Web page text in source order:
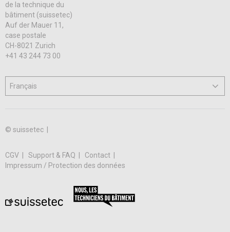
de la technique du
bâtiment (suissetec)
Auf der Mauer 11,
case postale
CH-8021 Zurich
+41 43 244 73 00
© suissetec |
CGV Support & FAQ
Contact
Impressum / Protection des données